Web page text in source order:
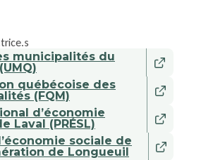
municipalités du
québécoise des
(FQM)
d’économie
Laval (PRÉSL)
sociale de
de Longueuil